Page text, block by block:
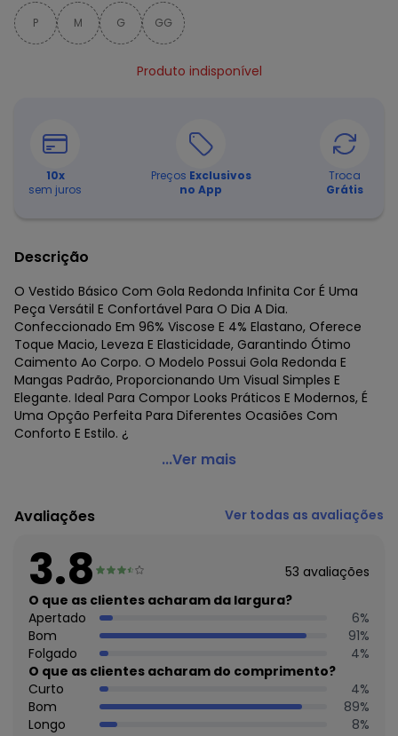
P M G GG
Produto indisponível
10x
sem juros
Preços Exclusivos
no App
Troca
Grátis
Descrição
O Vestido Básico Com Gola Redonda Infinita Cor É Uma
Peça Versátil E Confortável Para O Dia A Dia.
Confeccionado Em 96% Viscose E 4% Elastano, Oferece
Toque Macio, Leveza E Elasticidade, Garantindo Ótimo
Caimento Ao Corpo. O Modelo Possui Gola Redonda E
Mangas Padrão, Proporcionando Um Visual Simples E
Elegante. Ideal Para Compor Looks Práticos E Modernos, É
Uma Opção Perfeita Para Diferentes Ocasiões Com
Conforto E Estilo. ¿
Infinita Cor - Vestido Básico com Gola Redonda Azul
Fornecedor: ROVITEX IND E COM DE MALHAS LTDA / CNPJ
79.233.672/0010-98
Cuidados para conservação do produto: Lavar à mão.
Não usar alvejante.
Não usar secadora.
Secar na sombra.
Passar temperatura mínima.
Não lavar a seco.
Tecido: Viscotorcion
Composição: 4% Elastano 96% Viscose
Histórico de preços
...Ver mais
Avaliações Ver todas as avaliações
3.8 53 avaliações
O que as clientes acharam da largura?
Apertado
6%
Bom
91%
Folgado
4%
O que as clientes acharam do comprimento?
Curto
4%
Bom
89%
Longo
8%